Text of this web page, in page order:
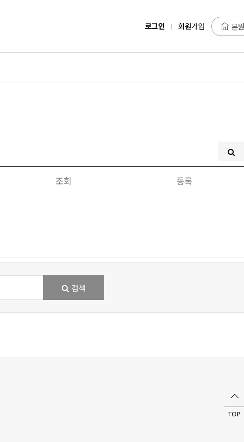
로그인 회원가입 본원
조회 등록
검색
TOP